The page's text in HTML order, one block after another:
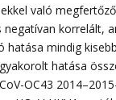
való
korrelált,
hatása mindig
hatása
OC43